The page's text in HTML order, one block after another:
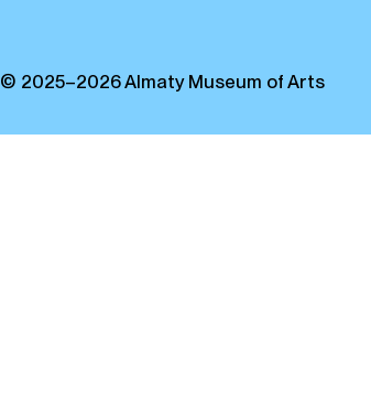
© 2025–2026 Almaty Museum of Arts